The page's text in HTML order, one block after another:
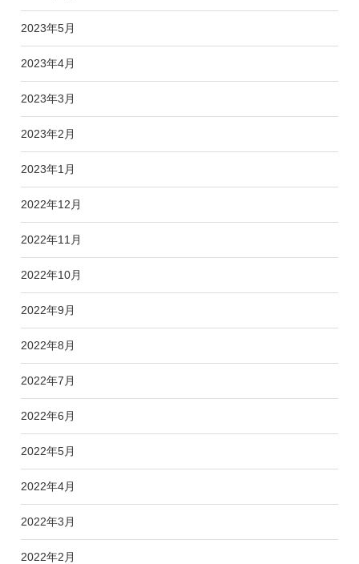
2023年5月
2023年4月
2023年3月
2023年2月
2023年1月
2022年12月
2022年11月
2022年10月
2022年9月
2022年8月
2022年7月
2022年6月
2022年5月
2022年4月
2022年3月
2022年2月